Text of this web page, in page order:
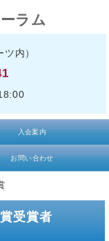
ラム
内）
入会案内
お問い合わせ
受賞者